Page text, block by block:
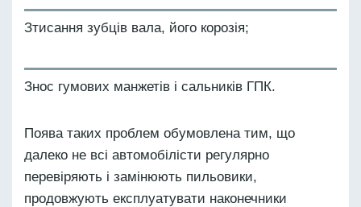
Зтисання зубців вала, його корозія;
Знос гумових манжетів і сальників ГПК.
Поява таких проблем обумовлена тим, що
далеко не всі автомобілісти регулярно
перевіряють і замінюють пильовики,
продовжують експлуатувати наконечники